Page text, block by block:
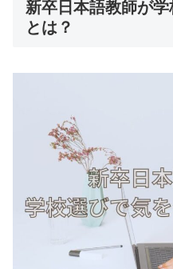
新卒日本語教師が
とは？